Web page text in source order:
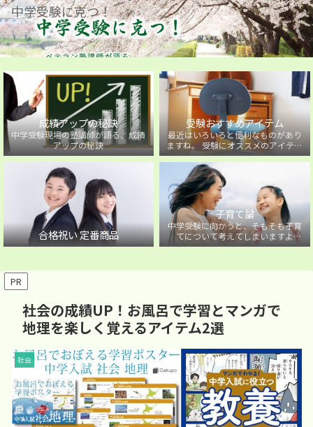
中学受験に克つ！
成績アップの秘訣
中学受験現場の塾講師が語る、成績
アップの秘訣
受験おすすめアイテム
最近はいろいろと便利なものがあり
ますね。 受験にオススメのアイテム
を紹介しています。
合格祝い 定番商品
子育て論
中学受験に向かうと、そもそも子育
てについて考えてしまいますよ
ね・・・。中学受験に向かうお子様
PR
社会の成績UP！お風呂で学習とマンガで
地理を楽しく覚えるアイテム2選
社会